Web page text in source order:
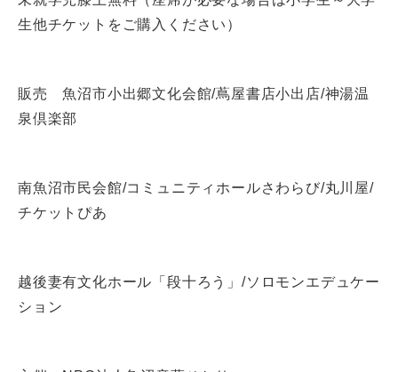
生他チケットをご購入ください）
販売 魚沼市小出郷文化会館/蔦屋書店小出店/神湯温
泉倶楽部
南魚沼市民会館/コミュニティホールさわらび/丸川屋/
チケットぴあ
越後妻有文化ホール「段十ろう」/ソロモンエデュケー
ション